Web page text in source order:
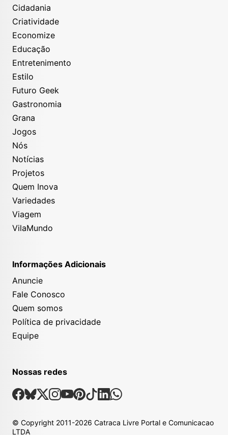
Cidadania
Criatividade
Economize
Educação
Entretenimento
Estilo
Futuro Geek
Gastronomia
Grana
Jogos
Nós
Notícias
Projetos
Quem Inova
Variedades
Viagem
VilaMundo
Informações Adicionais
Anuncie
Fale Conosco
Quem somos
Política de privacidade
Equipe
Nossas redes
Nossas Redes Sociais
Facebook
Bsky
X Instagram
Youtube
Pinterest
TiktokLinkedin
Whatsapp
© Copyright 2011-2026 Catraca Livre Portal e Comunicacao
LTDA